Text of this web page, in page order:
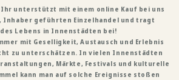
Ihr unterstützt mit einem online Kauf bei uns
Inhaber geführten Einzelhandel und tragt
Lebens in Innenstädten bei!
mit Geselligkeit, Austausch und Erlebnis
zu unterschätzen. In vielen Innenstädten
Märkte, Festivals und kulturelle
kann man auf solche Ereignisse stoßen